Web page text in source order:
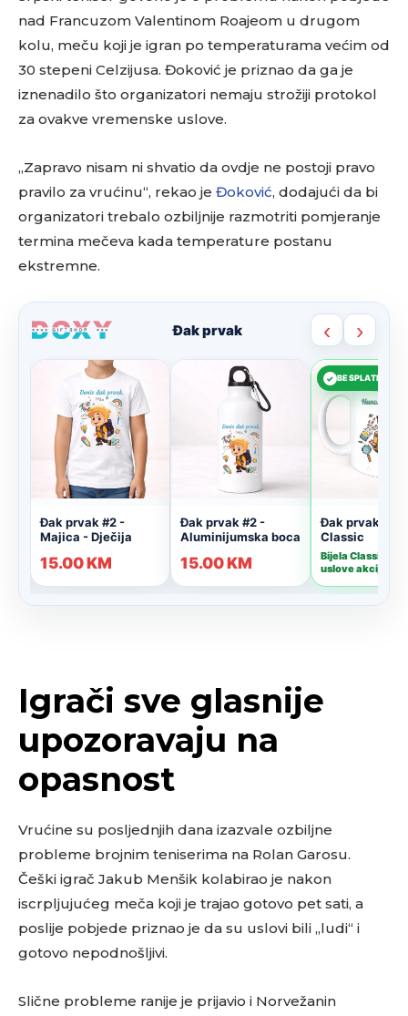
nad Francuzom Valentinom Roajeom u drugom
kolu, meču koji je igran po temperaturama većim od
30 stepeni Celzijusa. Đoković je priznao da ga je
iznenadilo što organizatori nemaju strožiji protokol
za ovakve vremenske uslove.
„Zapravo nisam ni shvatio da ovdje ne postoji pravo
pravilo za vrućinu“, rekao je Đoković, dodajući da bi
organizatori trebalo ozbiljnije razmotriti pomjeranje
termina mečeva kada temperature postanu
ekstremne.
Igrači sve glasnije
upozoravaju na
opasnost
Vrućine su posljednjih dana izazvale ozbiljne
probleme brojnim teniserima na Rolan Garosu.
Češki igrač Jakub Menšik kolabirao je nakon
iscrpljujućeg meča koji je trajao gotovo pet sati, a
poslije pobjede priznao je da su uslovi bili „ludi“ i
gotovo nepodnošljivi.
Slične probleme ranije je prijavio i Norvežanin